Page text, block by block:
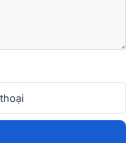
chắc, âm cao